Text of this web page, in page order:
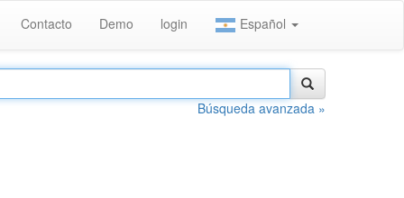
Contacto Demo login Español
Búsqueda avanzada »